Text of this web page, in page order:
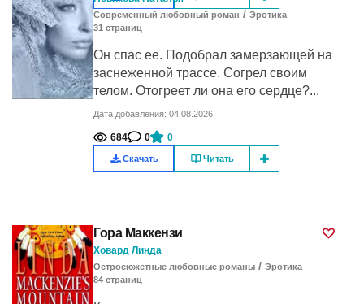
Современный любовный роман / Эротика
31 cтраниц
Он спас ее. Подобрал замерзающей на
заснеженной трассе. Согрел своим
телом. Отогреет ли она его сердце?...
Дата добавления: 04.08.2026
684 0 0
Скачать Читать
Гора Маккензи
Ховард Линда
Остросюжетные любовные романы / Эротика
84 cтраниц